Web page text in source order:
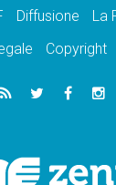
Diffusione La
Copyright